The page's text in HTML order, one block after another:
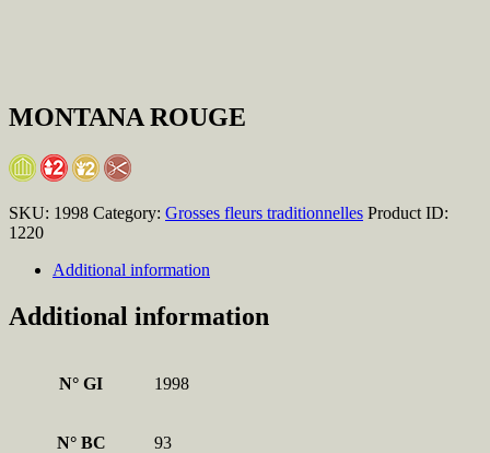
MONTANA ROUGE
SKU: 1998 Category: Grosses fleurs traditionnelles Product ID:
1220
Additional information
Additional information
N° GI 1998
N° BC 93